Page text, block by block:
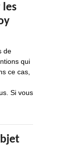
les
de
qui
ce cas,
Si vous